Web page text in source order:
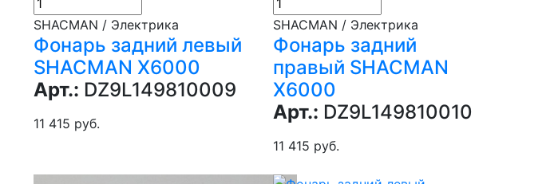
SHACMAN / Электрика
Фонарь задний левый
SHACMAN X6000
Арт.: DZ9L149810009
11 415 руб.
SHACMAN / Электрика
Фонарь задний
правый SHACMAN
X6000
Арт.: DZ9L149810010
11 415 руб.